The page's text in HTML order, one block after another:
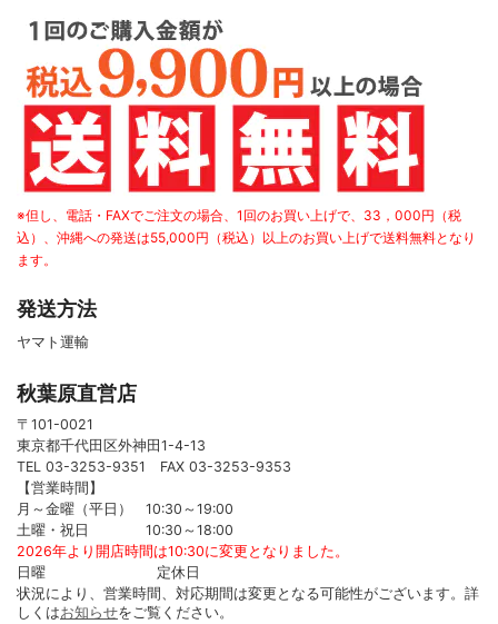
※但し、電話・FAXでご注文の場合、1回のお買い上げで、33，000円（税
込）、沖縄への発送は55,000円（税込）以上のお買い上げで送料無料となり
ます。
発送方法
ヤマト運輸
秋葉原直営店
〒101-0021
東京都千代田区外神田1-4-13
TEL 03-3253-9351 FAX 03-3253-9353
【営業時間】
月～金曜（平日） 10:30～19:00
土曜・祝日 10:30～18:00
2026年より開店時間は10:30に変更となりました。
日曜 定休日
状況により、営業時間、対応期間は変更となる可能性がございます。詳
しくはお知らせをご覧ください。